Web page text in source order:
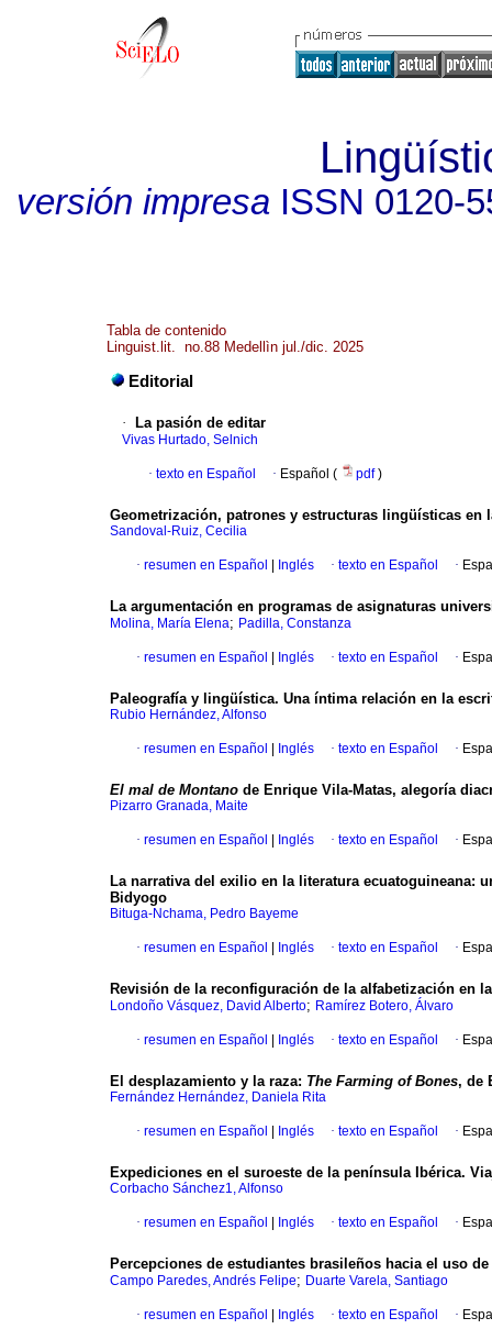
versión impresaISSN 0120-
Tabla de contenido
Linguist.lit. no.88 Medellìn jul./dic. 2025
Editorial
· La pasión de editar
Vivas Hurtado, Selnich
· texto en Español · Español ( pdf)
Geometrización, patrones y estructuras lingüísticas en
Sandoval-Ruiz, Cecilia
· resumen en Español Inglés · texto en Español ·
La argumentación en programas de asignaturas
Molina, María Elena; Padilla, Constanza
· resumen en Español Inglés · texto en Español ·
Paleografía y lingüística. Una íntima relación en la
Rubio Hernández, Alfonso
· resumen en Español Inglés · texto en Español ·
El mal de Montano de Enrique Vila-Matas, alegoría
Pizarro Granada, Maite
· resumen en Español Inglés · texto en Español ·
La narrativa del exilio en la literatura ecuatoguineana:
Bidyogo
Bituga-Nchama, Pedro Bayeme
· resumen en Español Inglés · texto en Español ·
Revisión de la reconfiguración de la alfabetización en
Londoño Vásquez, David Alberto; Ramírez Botero, Álvaro
· resumen en Español Inglés · texto en Español ·
El desplazamiento y la raza: The Farming of Bones, de
Fernández Hernández, Daniela Rita
· resumen en Español Inglés · texto en Español ·
Expediciones en el suroeste de la península Ibérica.
Corbacho Sánchez1, Alfonso
· resumen en Español Inglés · texto en Español ·
Percepciones de estudiantes brasileños hacia el uso
Campo Paredes, Andrés Felipe; Duarte Varela, Santiago
· resumen en Español Inglés · texto en Español ·